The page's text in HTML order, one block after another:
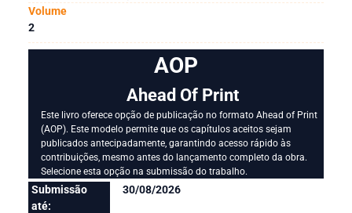
Volume
2
AOP
Ahead Of Print
Este livro oferece opção de publicação no formato Ahead of Print
(AOP). Este modelo permite que os capítulos aceitos sejam
publicados antecipadamente, garantindo acesso rápido às
contribuições, mesmo antes do lançamento completo da obra.
Selecione esta opção na submissão do trabalho.
Submissão
até:
30/08/2026